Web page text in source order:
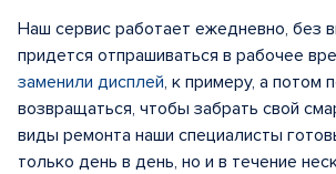
Наш сервис работает ежедневно, без
придется отпрашиваться в рабочее
заменили дисплей, к примеру, а потом
возвращаться, чтобы забрать свой
виды ремонта наши специалисты
только день в день, но и в течение